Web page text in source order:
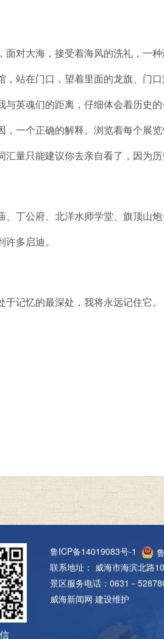
大海，接受着海风的洗礼，一
站在门口，望着里面的龙旗、门
英魂们的距离，仔细体会着历史
一个正确的解释。浏览着每个展
量只能建议你去亲自看了，因为历
公府、北洋水师学堂、旗顶山
多启迪。
记忆的最深处，我将永远记住它。
鲁ICP备14019083号-1
联系地址： 威海市海滨北路
景区服务电话：0631－
威海新闻网 建设维护